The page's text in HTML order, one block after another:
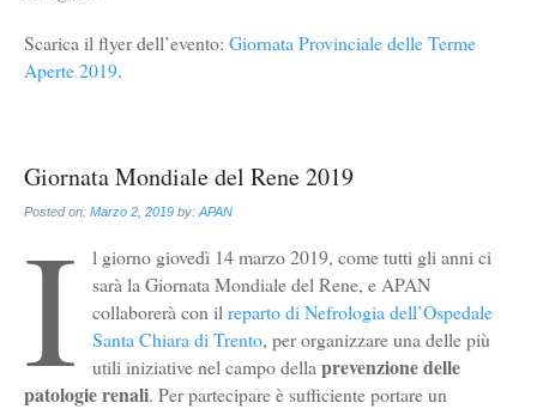
Scarica il flyer dell’evento: Giornata Provinciale delle Terme
Aperte 2019.
Giornata Mondiale del Rene 2019
Posted on: Marzo 2, 2019 by: APAN
I
l giorno giovedì 14 marzo 2019, come tutti gli anni ci
sarà la Giornata Mondiale del Rene, e APAN
collaborerà con ilreparto di Nefrologia dell’Ospedale
Santa Chiara di Trento, per organizzare una delle più
utili iniziative nel campo dellaprevenzione delle
patologie renali. Per partecipare è sufficiente portare un